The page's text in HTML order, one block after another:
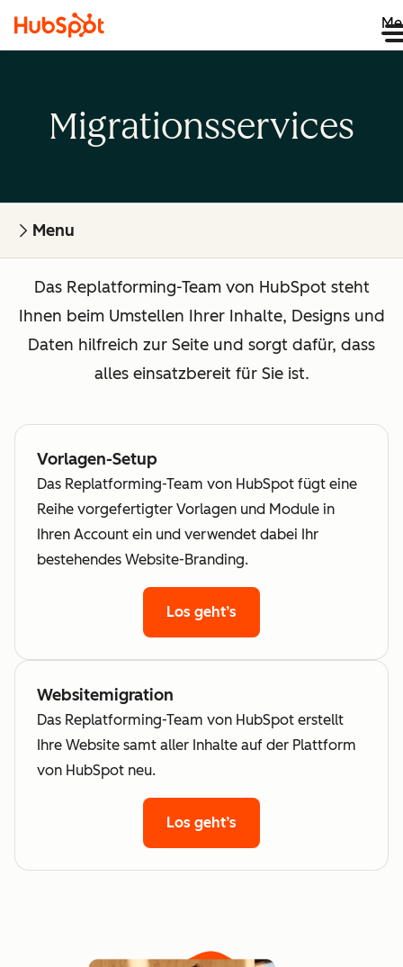
Migrationsservices
Menu
Das Replatforming-Team von HubSpot steht
Ihnen beim Umstellen Ihrer Inhalte, Designs und
Daten hilfreich zur Seite und sorgt dafür, dass
alles einsatzbereit für Sie ist.
Vorlagen-Setup
Das Replatforming-Team von HubSpot fügt eine
Reihe vorgefertigter Vorlagen und Module in
Ihren Account ein und verwendet dabei Ihr
bestehendes Website-Branding.
Los geht’s
Websitemigration
Das Replatforming-Team von HubSpot erstellt
Ihre Website samt aller Inhalte auf der Plattform
von HubSpot neu.
Los geht’s